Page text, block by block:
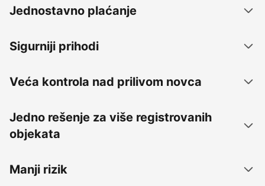
Jednostavno plaćanje
Sigurniji prihodi
Veća kontrola nad prilivom novca
Jedno rešenje za više registrovanih
objekata
Manji rizik